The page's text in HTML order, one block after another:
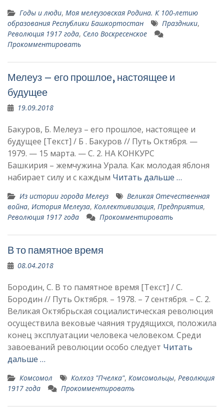
Годы и люди, Моя мелеузовская Родина. К 100-летию
образования Республики Башкортостан
Праздники,
Революция 1917 года, Село Воскресенское
Прокомментировать
Мелеуз – его прошлое, настоящее и
будущее
19.09.2018
Бакуров, Б. Мелеуз – его прошлое, настоящее и
будущее [Текст] / Б . Бакуров // Путь Октября. —
1979. — 15 марта. — С. 2. НА КОНКУРС
Башкирия – жемчужина Урала. Как молодая яблоня
набирает силу и с каждым Читать дальше …
Из истории города Мелеуз
Великая Отечественная
война, История Мелеуза, Коллективизация, Предприятия,
Революция 1917 года
Прокомментировать
В то памятное время
08.04.2018
Бородин, С. В то памятное время [Текст] / С.
Бородин // Путь Октября. – 1978. – 7 сентября. – С. 2.
Великая Октябрьская со­циалистическая революция
осуществила вековые чаяния трудящихся, положила
конец эксплуатации человека чело­веком. Среди
завоеваний револю­ции особо следует Читать
дальше …
Комсомол Колхоз "Пчелка", Комсомольцы, Революция
1917 года
Прокомментировать